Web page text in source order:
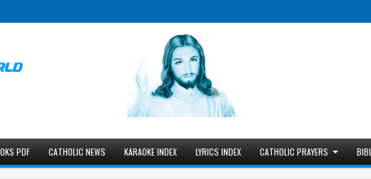
PDF CATHOLIC NEWS KARAOKE INDEX LYRICS INDEX CATHOLIC PRAYERS